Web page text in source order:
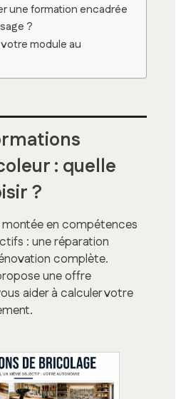
une formation encadrée
?
module au
: quelle
?
en compétences
: une réparation
complète.
une offre
aider à calculer votre